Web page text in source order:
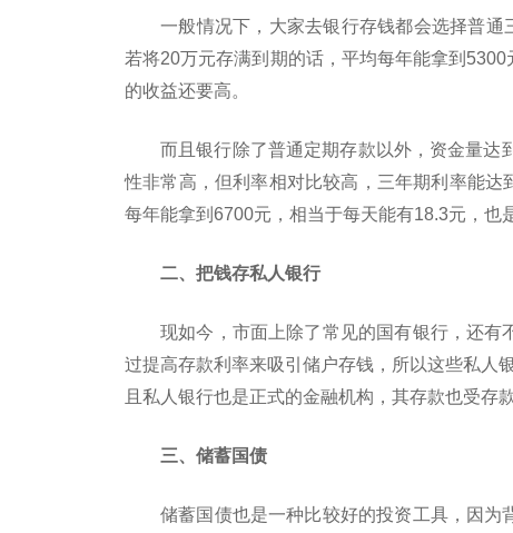
一般情况下，大家去银行存钱都会选择普通
若将20万元存满到期的话，平均每年能拿到
的收益还要高。
而且银行除了普通定期存款以外，资金量达
性非常高，但利率相对比较高，三年期利率能
每年能拿到6700元，相当于每天能有18.3元，也
二、把钱存私人银行
现如今，市面上除了常见的国有银行，还有
过提高存款利率来吸引储户存钱，所以这些私人
且私人银行也是正式的金融机构，其存款也受存
三、储蓄国债
储蓄国债也是一种比较好的投资工具，因为